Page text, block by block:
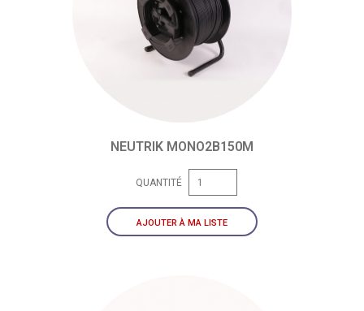
NEUTRIK MONO2B150M
QUANTITÉ
AJOUTER À MA LISTE